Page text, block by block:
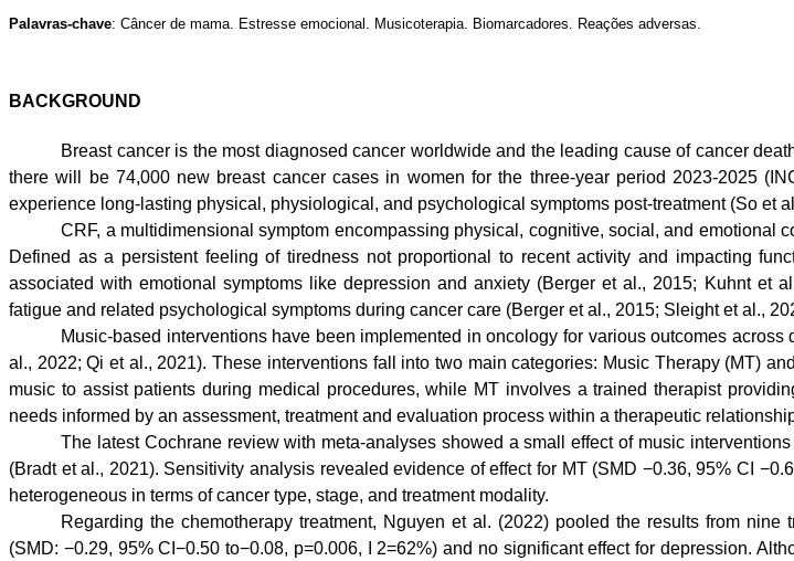
Palavras-chave: Câncer de mama. Estresse emocional. Musicoterapia. Biomarcadores. Reações adversas.
BACKGROUND
Breast cancer is the most diagnosed cancer worldwide and the leading cause of cancer
there will be 74,000 new breast cancer cases in women for the three-year period 2023-2025
experience long-lasting physical, physiological, and psychological symptoms post-treatment (So et
CRF, a multidimensional symptom encompassing physical, cognitive, social, and emotional
Defined as a persistent feeling of tiredness not proportional to recent activity and impacting
associated with emotional symptoms like depression and anxiety (Berger et al., 2015; Kuhnt et
fatigue and related psychological symptoms during cancer care (Berger et al., 2015; Sleight et al.,
Music-based interventions have been implemented in oncology for various outcomes
al., 2022; Qi et al., 2021). These interventions fall into two main categories: Music Therapy (MT)
music to assist patients during medical procedures, while MT involves a trained therapist
needs informed by an assessment, treatment and evaluation process within a therapeutic
The latest Cochrane review with meta-analyses showed a small effect of music
(Bradt et al., 2021). Sensitivity analysis revealed evidence of effect for MT (SMD −0.36, 95% CI
heterogeneous in terms of cancer type, stage, and treatment modality.
Regarding the chemotherapy treatment, Nguyen et al. (2022) pooled the results from
(SMD: −0.29, 95% CI−0.50 to−0.08, p=0.006, I 2=62%) and no significant effect for depression.